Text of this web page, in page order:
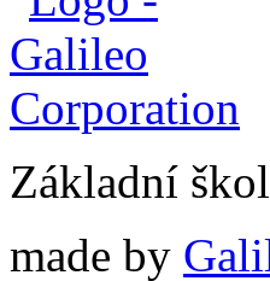
Základní
made by